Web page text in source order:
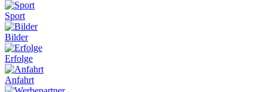
Sport
Bilder
Erfolge
Anfahrt